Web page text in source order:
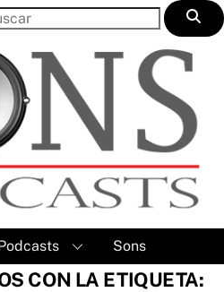
Sons
CON LA ETIQUETA: